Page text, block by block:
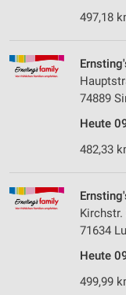
497,18
74889
Heute
482,33
Kirchstr.
71634
Heute
499,99